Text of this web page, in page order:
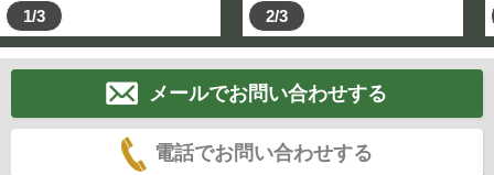
1/3 2/3
メールでお問い合わせする
電話でお問い合わせする